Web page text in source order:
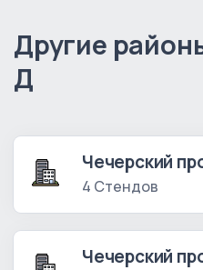
Другие
Д
Чечерский
4 Стендов
Чечерский